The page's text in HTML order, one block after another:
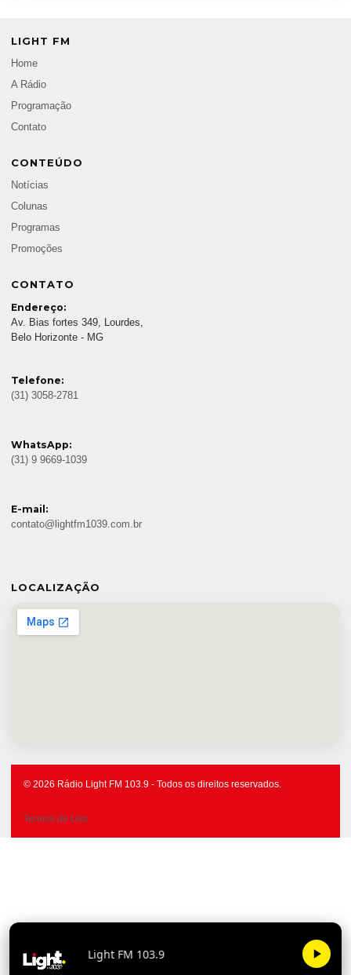
LIGHT FM
Home
A Rádio
Programação
Contato
CONTEÚDO
Notícias
Colunas
Programas
Promoções
CONTATO
Endereço:
Av. Bias fortes 349, Lourdes,
Belo Horizonte - MG
Telefone:
(31) 3058-2781
WhatsApp:
(31) 9 9669-1039
E-mail:
contato@lightfm1039.com.br
LOCALIZAÇÃO
© 2026 Rádio Light FM 103.9 - Todos os direitos reservados.
Termos de Uso
Light FM 103.9